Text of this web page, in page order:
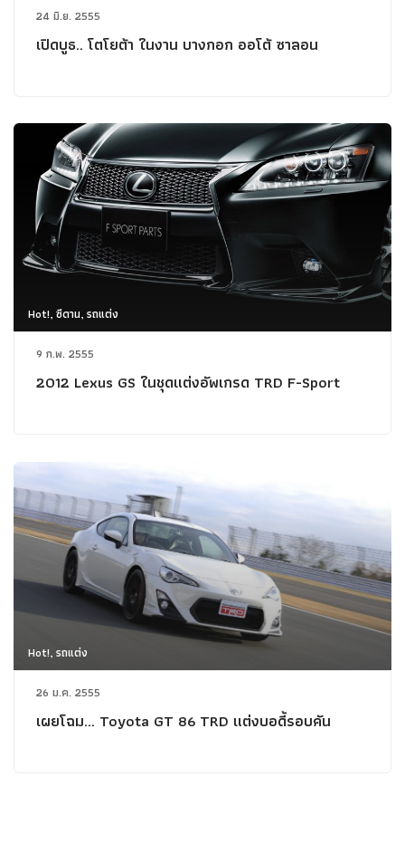
24 มิ.ย. 2555
เปิดบูธ.. โตโยต้า ในงาน บางกอก ออโต้ ซาลอน
Hot!, ซีดาน, รถแต่ง
9 ก.พ. 2555
2012 Lexus GS ในชุดแต่งอัพเกรด TRD F-Sport
Hot!, รถแต่ง
26 ม.ค. 2555
เผยโฉม... Toyota GT 86 TRD แต่งบอดี้รอบคัน